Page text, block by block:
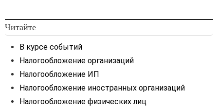
Читайте
В курсе событий
Налогообложение организаций
Налогообложение ИП
Налогообложение иностранных организаций
Налогообложение физических лиц